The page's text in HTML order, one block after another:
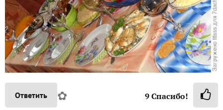
Ответить ✿ 9Спасибо!